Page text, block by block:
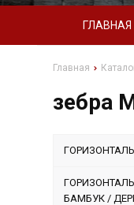
ГЛАВНАЯ
Главная
зебра
БАМБУК /